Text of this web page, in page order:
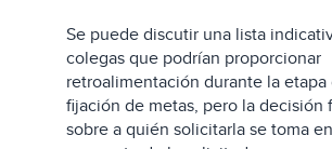
Se puede discutir una lista
colegas que podrían proporcionar
retroalimentación durante la etapa
fijación de metas, pero la decisión
sobre a quién solicitarla se toma